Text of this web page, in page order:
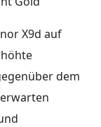
X9d auf
dem